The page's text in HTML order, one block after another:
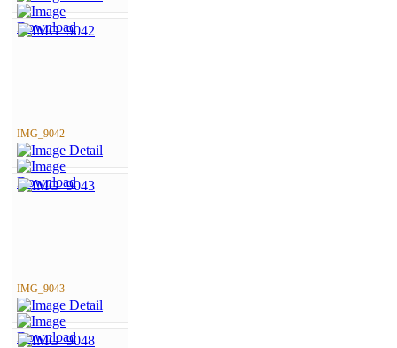
IMG_9042
IMG_9043